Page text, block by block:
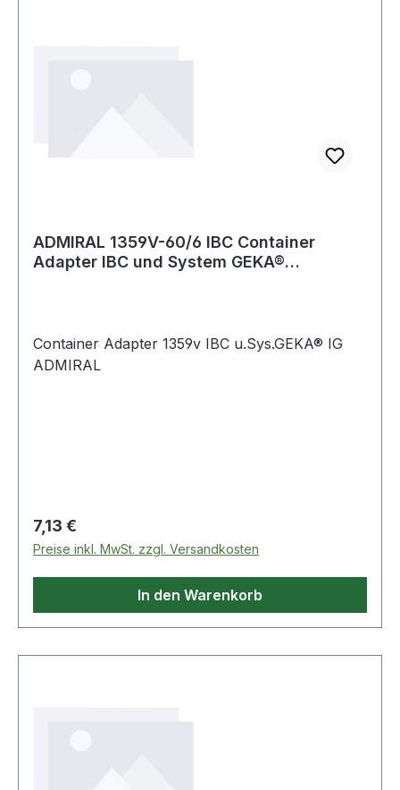
ADMIRAL 1359V-60/6 IBC Container
Adapter IBC und System GEKA®
Container Adapter 1359v IBC u.Sys.GEKA® IG
ADMIRAL
Regulärer Preis:
7,13 €
Preise inkl. MwSt. zzgl. Versandkosten
In den Warenkorb